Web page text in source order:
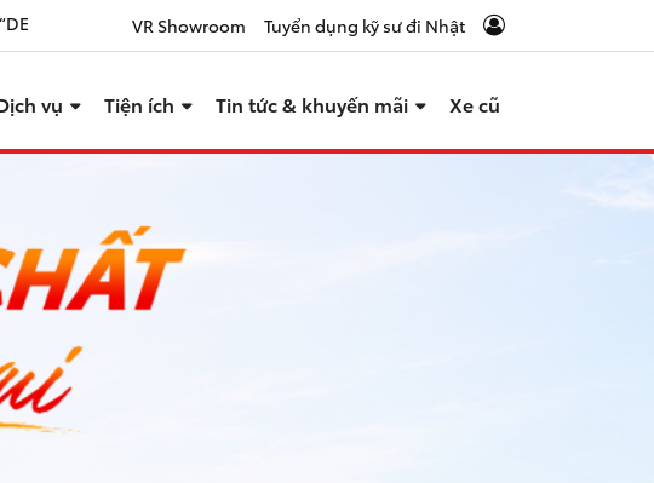
TỪ TOYOTA NANKAI task_alt ƯU ĐÃI NGẬP TRÀN – RỘN RÀNG MÙA LỄ HỘI
VR Showroom Tuyển dụng kỹ sư đi Nhật
vụ Tiện ích Tin tức & khuyến mãi Xe cũ